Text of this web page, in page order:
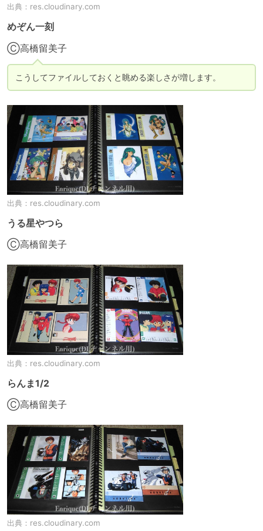
出典： res.cloudinary.com
めぞん一刻
Ⓒ高橋留美子
こうしてファイルしておくと眺める楽しさが増します。
出典： res.cloudinary.com
うる星やつら
Ⓒ高橋留美子
出典： res.cloudinary.com
らんま1/2
Ⓒ高橋留美子
出典： res.cloudinary.com